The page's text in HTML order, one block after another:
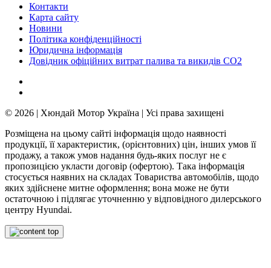
Контакти
Карта сайту
Новини
Політика конфіденційності
Юридична інформація
Довідник офіційних витрат палива та викидів СО2
© 2026 | Хюндай Мотор Україна | Усі права захищені
Розміщена на цьому сайті інформація щодо наявності
продукції, її характеристик, (орієнтовних) цін, інших умов її
продажу, а також умов надання будь-яких послуг не є
пропозицією укласти договір (офертою). Така інформація
стосується наявних на складах Товариства автомобілів, щодо
яких здійснене митне оформлення; вона може не бути
остаточною і підлягає уточненню у відповідного дилерського
центру Hyundai.